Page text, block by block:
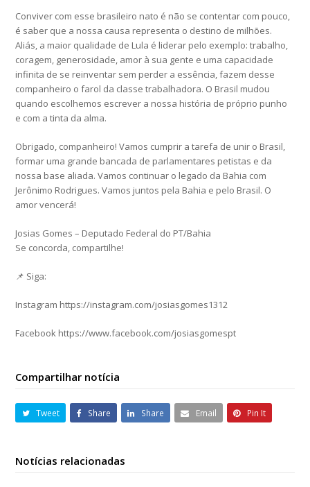
Conviver com esse brasileiro nato é não se contentar com pouco,
é saber que a nossa causa representa o destino de milhões.
Aliás, a maior qualidade de Lula é liderar pelo exemplo: trabalho,
coragem, generosidade, amor à sua gente e uma capacidade
infinita de se reinventar sem perder a essência, fazem desse
companheiro o farol da classe trabalhadora. O Brasil mudou
quando escolhemos escrever a nossa história de próprio punho
e com a tinta da alma.
Obrigado, companheiro! Vamos cumprir a tarefa de unir o Brasil,
formar uma grande bancada de parlamentares petistas e da
nossa base aliada. Vamos continuar o legado da Bahia com
Jerônimo Rodrigues. Vamos juntos pela Bahia e pelo Brasil. O
amor vencerá!
Josias Gomes – Deputado Federal do PT/Bahia
Se concorda, compartilhe!
📌 Siga:
Instagram https://instagram.com/josiasgomes1312
Facebook https://www.facebook.com/josiasgomespt
Compartilhar notícia
Tweet Share Share Email Pin It
Notícias relacionadas